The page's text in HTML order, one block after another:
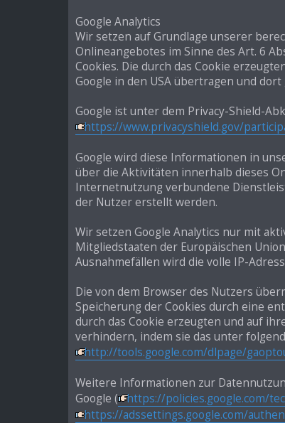
Google Analytics
Wir setzen auf Grundlage unserer
Onlineangebotes im Sinne des Art. 6
Cookies. Die durch das Cookie
Google in den USA übertragen und
Google ist unter dem Privacy-Shield-
https://www.privacyshield.gov/
Google wird diese Informationen in
über die Aktivitäten innerhalb dieses
Internetnutzung verbundene
der Nutzer erstellt werden.
Wir setzen Google Analytics nur mit
Mitgliedstaaten der Europäischen
Ausnahmefällen wird die volle IP-
Die von dem Browser des Nutzers
Speicherung der Cookies durch eine
durch das Cookie erzeugten und auf
verhindern, indem sie das unter
http://tools.google.com/dlpage/
Weitere Informationen zur
Google (
https://policies.google.com/
https://adssettings.google.com/